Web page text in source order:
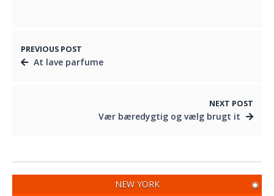
PREVIOUS POST
At lave parfume
NEXT POST
Vær bæredygtig og vælg brugt it
NEW YORK ◉